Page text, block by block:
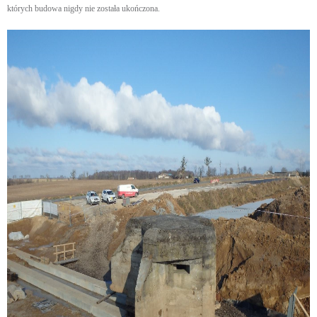
których budowa nigdy nie została ukończona.